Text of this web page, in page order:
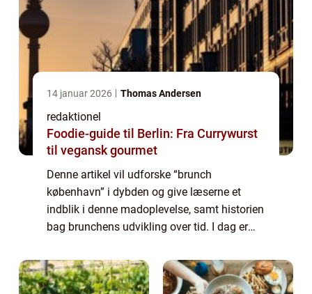
14 januar 2026 Thomas Andersen
redaktionel
Foodie-guide til Berlin: Fra Currywurst
til vegansk gourmet
Denne artikel vil udforske “brunch
københavn” i dybden og give læserne et
indblik i denne madoplevelse, samt historien
bag brunchens udvikling over tid. I dag er
en kulinarisk oplev...